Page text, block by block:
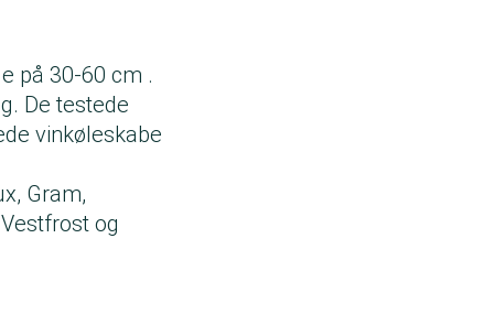
på 30-60 cm .
De testede
vinkøleskabe
Gram,
og